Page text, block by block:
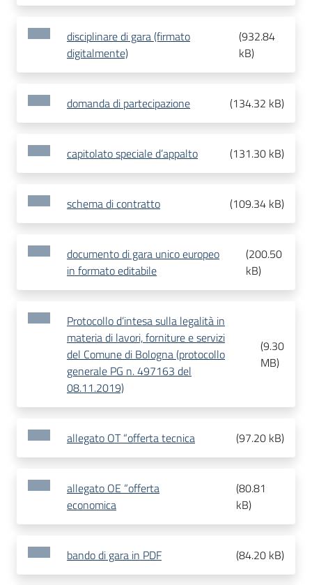
disciplinare di gara (firmato
digitalmente)
(932.84
kB)
domanda di partecipazione (134.32 kB)
capitolato speciale d’appalto (131.30 kB)
schema di contratto (109.34 kB)
documento di gara unico europeo
in formato editabile
(200.50
kB)
Protocollo d’intesa sulla legalità in
materia di lavori, forniture e servizi
del Comune di Bologna (protocollo
generale PG n. 497163 del
08.11.2019)
(9.30
MB)
allegato OT “offerta tecnica (97.20 kB)
allegato OE “offerta
economica
(80.81
kB)
bando di gara in PDF (84.20 kB)